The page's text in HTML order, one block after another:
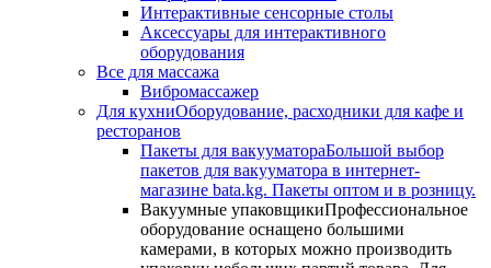
Интерактивные сенсорные столы
Аксессуары для интерактивного
оборудования
Все для массажа
Вибромассажер
Для кухниОборудование, расходники для кафе и
ресторанов
Пакеты для вакууматораБольшой выбор
пакетов для вакууматора в интернет-
магазине bata.kg. Пакеты оптом и в розницу.
Вакуумные упаковщикиПрофессиональное
оборудование оснащено большими
камерами, в которых можно производить